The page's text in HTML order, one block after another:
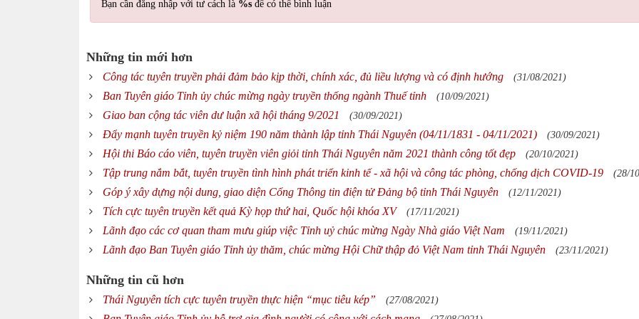
Bạn cần đăng nhập với tư cách là %s để có thể bình luận
Những tin mới hơn
Công tác tuyên truyền phải đảm bảo kịp thời, chính xác, đủ liều lượng và có định hướng (31/08/2021)
Ban Tuyên giáo Tỉnh ủy chúc mừng ngày truyền thống ngành Thuế tỉnh (10/09/2021)
Giao ban cộng tác viên dư luận xã hội tháng 9/2021 (30/09/2021)
Đẩy mạnh tuyên truyền kỷ niệm 190 năm thành lập tỉnh Thái Nguyên (04/11/1831 - 04/11/2021) (30/09/2021)
Hội thi Báo cáo viên, tuyên truyền viên giỏi tỉnh Thái Nguyên năm 2021 thành công tốt đẹp (20/10/2021)
Tập trung nắm bắt, tuyên truyền tình hình phát triển kinh tế - xã hội và công tác phòng, chống dịch COVID-19 (28/
Góp ý xây dựng nội dung, giao diện Cổng Thông tin điện tử Đảng bộ tỉnh Thái Nguyên (12/11/2021)
Tích cực tuyên truyền kết quả Kỳ họp thứ hai, Quốc hội khóa XV (17/11/2021)
Lãnh đạo các cơ quan tham mưu giúp việc Tỉnh uỷ chúc mừng Ngày Nhà giáo Việt Nam (19/11/2021)
Lãnh đạo Ban Tuyên giáo Tỉnh ủy thăm, chúc mừng Hội Chữ thập đỏ Việt Nam tỉnh Thái Nguyên (23/11/2021)
Những tin cũ hơn
Thái Nguyên tích cực tuyên truyền thực hiện “mục tiêu kép” (27/08/2021)